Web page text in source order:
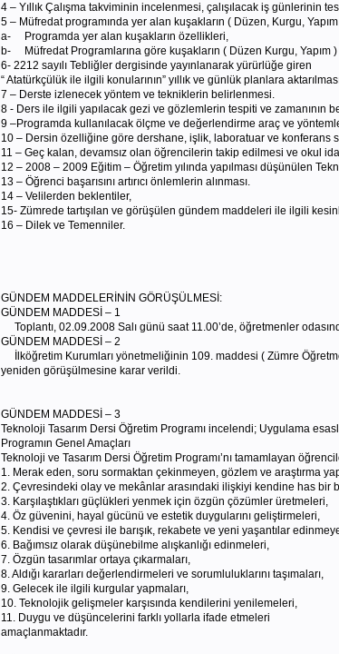
4 – Yıllık Çalışma takviminin incelenmesi, çalışılacak iş günlerinin
5 – Müfredat programında yer alan kuşakların ( Düzen, Kurgu,
a- Programda yer alan kuşakların özellikleri,
b- Müfredat Programlarına göre kuşakların ( Düzen Kurgu, Yapım )
6- 2212 sayılı Tebliğler dergisinde yayınlanarak yürürlüğe giren
“ Atatürkçülük ile ilgili konularının” yıllık ve günlük planlara
7 – Derste izlenecek yöntem ve tekniklerin belirlenmesi.
8 - Ders ile ilgili yapılacak gezi ve gözlemlerin tespiti ve zamanının
9 –Programda kullanılacak ölçme ve değerlendirme araç ve
10 – Dersin özelliğine göre dershane, işlik, laboratuar ve
11 – Geç kalan, devamsız olan öğrencilerin takip edilmesi ve okul
12 – 2008 – 2009 Eğitim – Öğretim yılında yapılması düşünülen
13 – Öğrenci başarısını artırıcı önlemlerin alınması.
14 – Velilerden beklentiler,
15- Zümrede tartışılan ve görüşülen gündem maddeleri ile ilgili
16 – Dilek ve Temenniler.
GÜNDEM MADDELERİNİN GÖRÜŞÜLMESİ:
GÜNDEM MADDESİ – 1
Toplantı, 02.09.2008 Salı günü saat 11.00’de, öğretmenler
GÜNDEM MADDESİ – 2
İlköğretim Kurumları yönetmeliğinin 109. maddesi ( Zümre
yeniden görüşülmesine karar verildi.
GÜNDEM MADDESİ – 3
Teknoloji Tasarım Dersi Öğretim Programı incelendi; Uygulama
Programın Genel Amaçları
Teknoloji ve Tasarım Dersi Öğretim Programı’nı tamamlayan
1. Merak eden, soru sormaktan çekinmeyen, gözlem ve araştırma
2. Çevresindeki olay ve mekânlar arasındaki ilişkiyi kendine has bir
3. Karşılaştıkları güçlükleri yenmek için özgün çözümler üretmeleri,
4. Öz güvenini, hayal gücünü ve estetik duygularını geliştirmeleri,
5. Kendisi ve çevresi ile barışık, rekabete ve yeni yaşantılar
6. Bağımsız olarak düşünebilme alışkanlığı edinmeleri,
7. Özgün tasarımlar ortaya çıkarmaları,
8. Aldığı kararları değerlendirmeleri ve sorumluluklarını taşımaları,
9. Gelecek ile ilgili kurgular yapmaları,
10. Teknolojik gelişmeler karşısında kendilerini yenilemeleri,
11. Duygu ve düşüncelerini farklı yollarla ifade etmeleri
amaçlanmaktadır.